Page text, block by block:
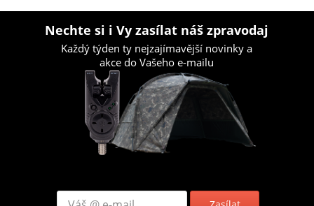
Nechte si i Vy zasílat náš zpravodaj
Každý týden ty nejzajímavější novinky a
akce do Vašeho e-mailu